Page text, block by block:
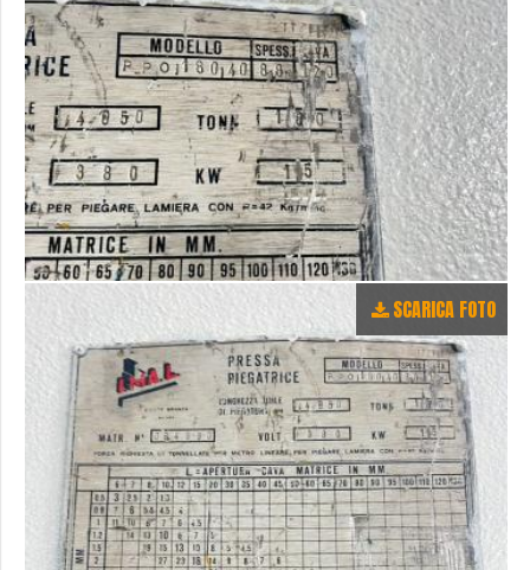
SCARICA FOTO